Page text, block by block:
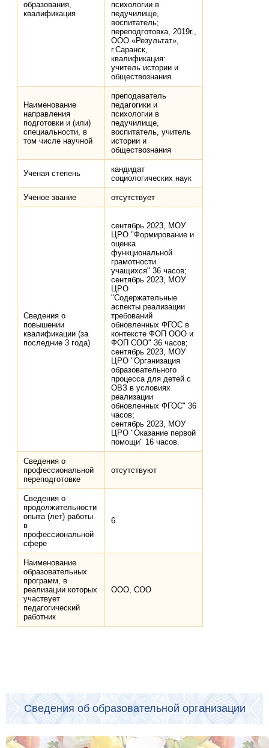
образования,
квалификация
психологии в
педучилище,
воспитатель;
переподготовка, 2019г.,
ООО «Результат»,
г.Саранск,
квалификация:
учитель истории и
обществознания.
Наименование
направления
подготовки и (или)
специальности, в
том числе научной
преподаватель
педагогики и
психологии в
педучилище,
воспитатель, учитель
истории и
обществознания
Ученая степень
кандидат
социологических наук
Ученое звание отсутствует
Сведения о
повышении
квалификации (за
последние 3 года)
сентябрь 2023, МОУ
ЦРО "Формирование и
оценка
функциональной
грамотности
учащихся" 36 часов;
сентябрь 2023, МОУ
ЦРО
"Содержательные
аспекты реализации
требований
обновленных ФГОС в
контексте ФОП ООО и
ФОП СОО" 36 часов;
сентябрь 2023, МОУ
ЦРО "Организация
образовательного
процесса для детей с
ОВЗ в условиях
реализации
обновленных ФГОС" 36
часов;
сентябрь 2023, МОУ
ЦРО "Оказание первой
помощи" 16 часов.
Сведения о
профессиональной
переподготовке
отсутствуют
Сведения о
продолжительности
опыта (лет) работы
в
профессиональной
сфере
6
Наименование
образовательных
программ, в
реализации которых
участвует
педагогический
работник
ООО, СОО
Сведения об образовательной организации